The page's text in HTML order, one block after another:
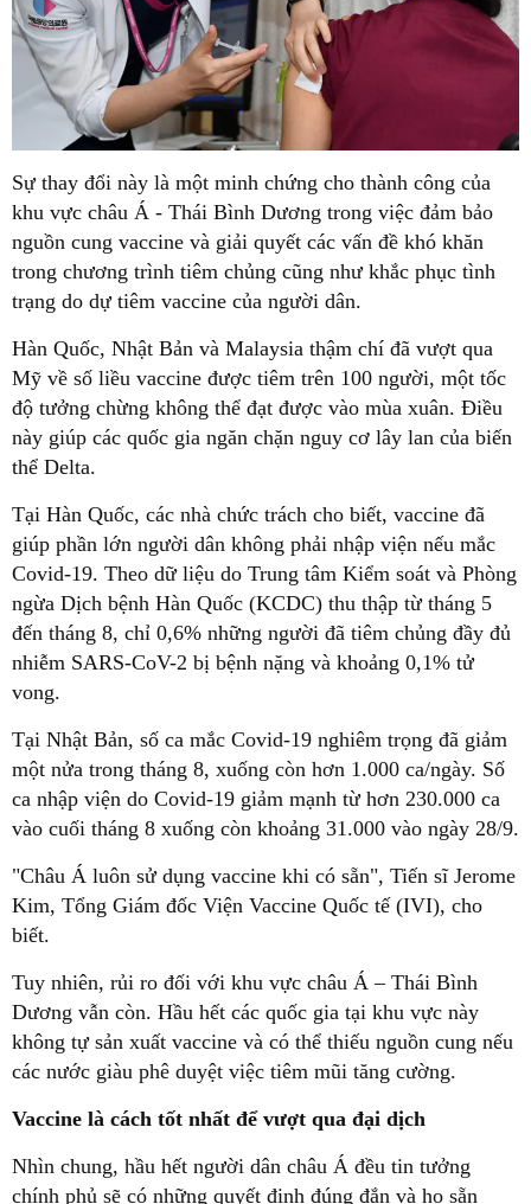
Sự thay đổi này là một minh chứng cho thành công của
khu vực châu Á - Thái Bình Dương trong việc đảm bảo
nguồn cung vaccine và giải quyết các vấn đề khó khăn
trong chương trình tiêm chủng cũng như khắc phục tình
trạng do dự tiêm vaccine của người dân.
Hàn Quốc, Nhật Bản và Malaysia thậm chí đã vượt qua
Mỹ về số liều vaccine được tiêm trên 100 người, một tốc
độ tưởng chừng không thể đạt được vào mùa xuân. Điều
này giúp các quốc gia ngăn chặn nguy cơ lây lan của biến
thể Delta.
Tại Hàn Quốc, các nhà chức trách cho biết, vaccine đã
giúp phần lớn người dân không phải nhập viện nếu mắc
Covid-19. Theo dữ liệu do Trung tâm Kiểm soát và Phòng
ngừa Dịch bệnh Hàn Quốc (KCDC) thu thập từ tháng 5
đến tháng 8, chỉ 0,6% những người đã tiêm chủng đầy đủ
nhiễm SARS-CoV-2 bị bệnh nặng và khoảng 0,1% tử
vong.
Tại Nhật Bản, số ca mắc Covid-19 nghiêm trọng đã giảm
một nửa trong tháng 8, xuống còn hơn 1.000 ca/ngày. Số
ca nhập viện do Covid-19 giảm mạnh từ hơn 230.000 ca
vào cuối tháng 8 xuống còn khoảng 31.000 vào ngày 28/9.
"Châu Á luôn sử dụng vaccine khi có sẵn", Tiến sĩ Jerome
Kim, Tổng Giám đốc Viện Vaccine Quốc tế (IVI), cho
biết.
Tuy nhiên, rủi ro đối với khu vực châu Á – Thái Bình
Dương vẫn còn. Hầu hết các quốc gia tại khu vực này
không tự sản xuất vaccine và có thể thiếu nguồn cung nếu
các nước giàu phê duyệt việc tiêm mũi tăng cường.
Vaccine là cách tốt nhất để vượt qua đại dịch
Nhìn chung, hầu hết người dân châu Á đều tin tưởng
chính phủ sẽ có những quyết định đúng đắn và họ sẵn